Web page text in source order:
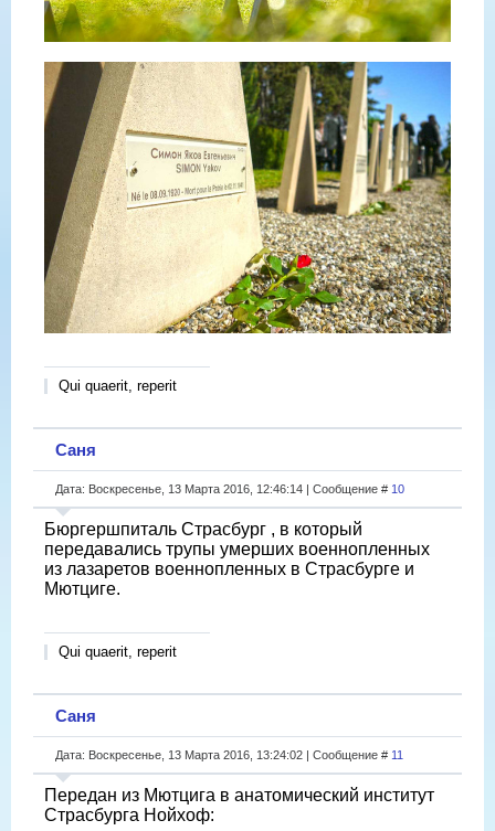
Qui quaerit, reperit
Саня
Дата: Воскресенье, 13 Марта 2016, 12:46:14 | Сообщение # 10
Бюргершпиталь Страсбург , в который
передавались трупы умерших военнопленных
из лазаретов военнопленных в Страсбурге и
Мютциге.
Qui quaerit, reperit
Саня
Дата: Воскресенье, 13 Марта 2016, 13:24:02 | Сообщение # 11
Передан из Мютцига в анатомический институт
Страсбурга Нойхоф: